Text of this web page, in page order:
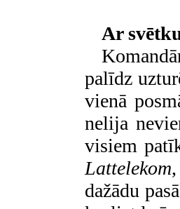
Ar
palīdz
vienā
nelija
visiem
Lattelekom
dažādu